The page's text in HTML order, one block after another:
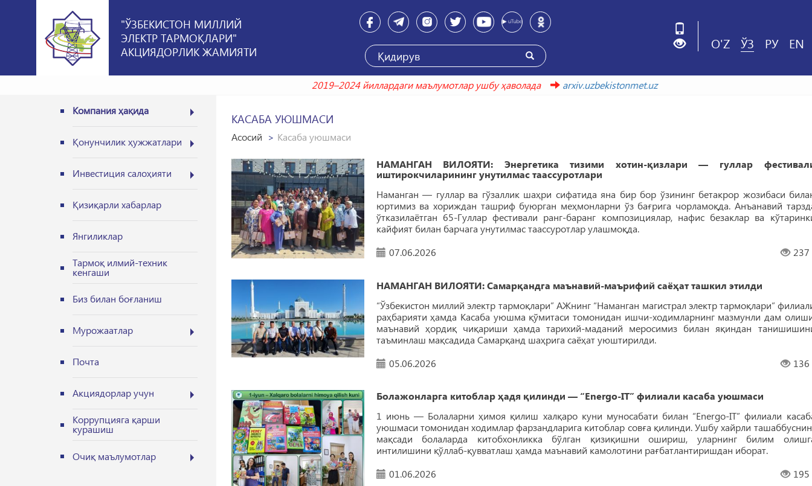
"ЎЗБЕКИСТОН МИЛЛИЙ
ЭЛЕКТР ТАРМОҚЛАРИ"
АКЦИЯДОРЛИК ЖАМИЯТИ
O'Z ЎЗ РУ EN
2019–2024 йиллардаги маълумотлар ушбу ҳаволада
arxiv.uzbekistonmet.uz
Компания ҳақида
Қонунчилик ҳужжатлари
Инвестиция салоҳияти
Қизиқарли хабарлар
Янгиликлар
Тармоқ илмий-техник
кенгаши
Биз билан боғланиш
Мурожаатлар
Почта
Акциядорлар учун
Коррупцияга қарши
курашиш
Очиқ маълумотлар
КАСАБА УЮШМАСИ
Асосий Касаба уюшмаси
НАМАНГАН ВИЛОЯТИ: Энергетика тизими хотин-қизлари — гуллар
иштирокчиларининг унутилмас таассуротлари
Наманган — гуллар ва гўзаллик шаҳри сифатида яна бир бор ўзининг бетакрор жозибаси
юртимиз ва хориждан ташриф буюрган меҳмонларни ўз бағрига чорламоқда. Анъанавий
ўтказилаётган 65-Гуллар фестивали ранг-баранг композициялар, нафис безаклар ва
кайфият билан барчага унутилмас таассуротлар улашмоқда.
07.06.2026
237
НАМАНГАН ВИЛОЯТИ: Самарқандга маънавий-маърифий саёҳат ташкил этилди
“Ўзбекистон миллий электр тармоқлари” АЖнинг “Наманган магистрал электр тармоқлари”
раҳбарияти ҳамда Касаба уюшма қўмитаси томонидан ишчи-ходимларнинг мазмунли дам
маънавий ҳордиқ чиқариши ҳамда тарихий-маданий меросимиз билан яқиндан
таъминлаш мақсадида Самарқанд шаҳрига саёҳат уюштирилди.
05.06.2026
136
Болажонларга китоблар ҳадя қилинди — “Energo-IT” филиали касаба уюшмаси
1 июнь — Болаларни ҳимоя қилиш халқаро куни муносабати билан “Energo-IT” филиали
уюшмаси томонидан ходимлар фарзандларига китоблар совға қилинди. Ушбу хайрли
мақсади болаларда китобхонликка бўлган қизиқишни ошириш, уларнинг билим
интилишини қўллаб-қувватлаш ҳамда маънавий камолотини рағбатлантиришдан иборат.
01.06.2026
195